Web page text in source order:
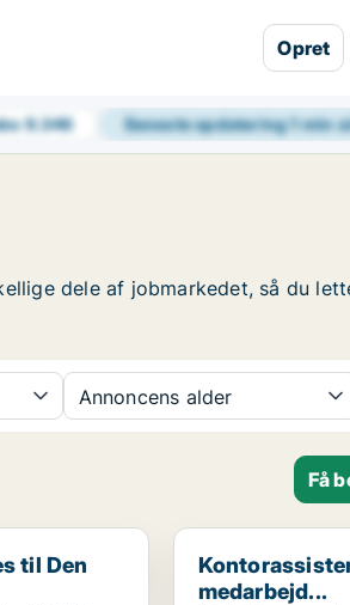
Opret
9.346 Seneste opdatering1 min
dele af jobmarkedet, så du
Annoncens alder
Få
sikrede insti...
til Den
Kontorassistent
medarbejd...